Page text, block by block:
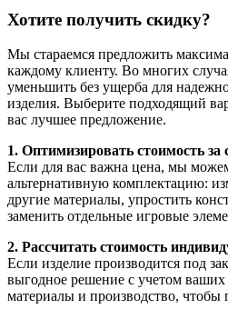
Хотите получить скидку?
Мы стараемся предложить
каждому клиенту. Во многих
уменьшить без ущерба для
изделия. Выберите подходящий
вас лучшее предложение.
1. Оптимизировать стоимость за
Если для вас важна цена, мы
альтернативную комплектацию:
другие материалы, упростить
заменить отдельные игровые
2. Рассчитать стоимость
Если изделие производится под
выгодное решение с учетом
материалы и производство,